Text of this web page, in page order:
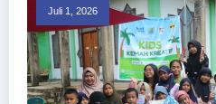
Juli 1, 2026